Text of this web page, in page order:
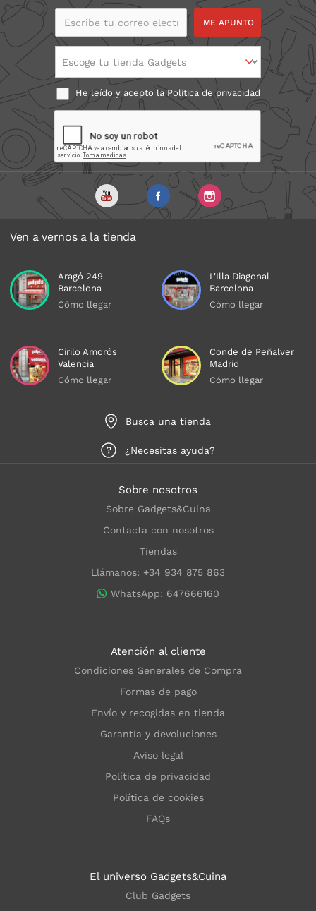
Escribe tu correo
Escoge tu tienda Gadgets
He leído y acepto laPolítica de privacidad
Ven a vernos a la tienda
Aragó 249
Barcelona
Cómo llegar
L'Illa Diagonal
Barcelona
Cómo llegar
Cirilo Amorós
Valencia
Cómo llegar
Conde de Peñalver
Madrid
Cómo llegar
Busca una tienda
¿Necesitas ayuda?
Sobre nosotros
Sobre Gadgets&Cuina
Contacta con nosotros
Tiendas
Llámanos: +34 934 875 863
WhatsApp: 647666160
Atención al cliente
Condiciones Generales de Compra
Formas de pago
Envío y recogidas en tienda
Garantía y devoluciones
Aviso legal
Política de privacidad
Política de cookies
FAQs
El universo Gadgets&Cuina
Club Gadgets